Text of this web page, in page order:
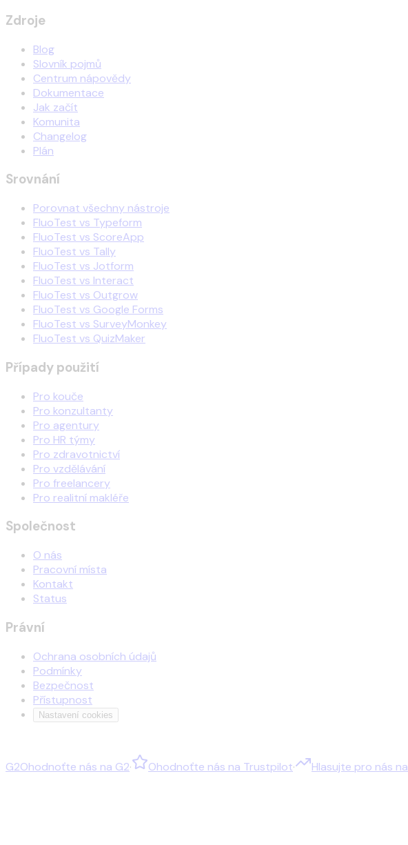
Zdroje
Blog
Slovník pojmů
Centrum nápovědy
Dokumentace
Jak začít
Komunita
Changelog
Plán
Srovnání
Porovnat všechny nástroje
FluoTest vs Typeform
FluoTest vs ScoreApp
FluoTest vs Tally
FluoTest vs Jotform
FluoTest vs Interact
FluoTest vs Outgrow
FluoTest vs Google Forms
FluoTest vs SurveyMonkey
FluoTest vs QuizMaker
Případy použití
Pro kouče
Pro konzultanty
Pro agentury
Pro HR týmy
Pro zdravotnictví
Pro vzdělávání
Pro freelancery
Pro realitní makléře
Společnost
O nás
Pracovní místa
Kontakt
Status
Právní
Ochrana osobních údajů
Podmínky
Bezpečnost
Přístupnost
Nastavení cookies
G2Ohodnoťte nás na G2· Ohodnoťte nás na Trustpilot· Hlasujte pro nás na